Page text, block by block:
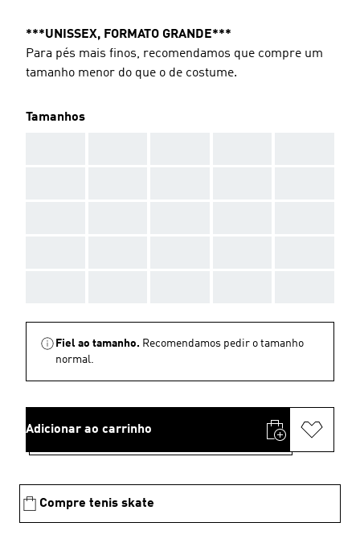
***UNISSEX, FORMATO GRANDE***
Para pés mais finos, recomendamos que compre um
tamanho menor do que o de costume.
Tamanhos
Fiel ao tamanho. Recomendamos pedir o tamanho
normal.
Adicionar ao carrinho
Compre tenis skate